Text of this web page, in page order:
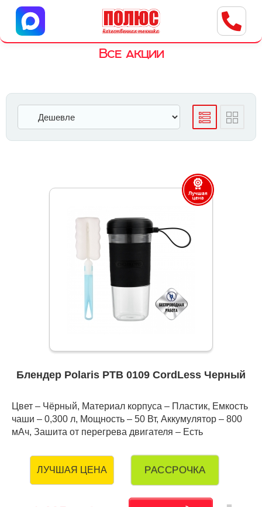
Центр бытовой техники
г. Ульяновск, ул. Пушкарева, 8a
Все акции
Блендер Polaris PTB 0109 CordLess Черный
Цвет – Чёрный, Материал корпуса – Пластик, Емкость
чаши – 0,300 л, Мощность – 50 Вт, Аккумулятор – 800
мАч, Зашита от перегрева двигателя – Есть
ЛУЧШАЯ ЦЕНА РАССРОЧКА